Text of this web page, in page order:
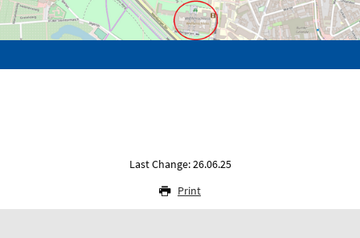
Last Change: 26.06.25
Print